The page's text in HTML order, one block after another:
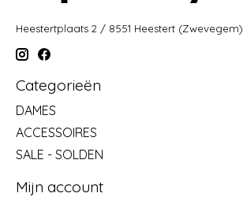
Heestertplaats 2 / 8551 Heestert (Zwevegem)
Categorieën
DAMES
ACCESSOIRES
SALE - SOLDEN
Mijn account